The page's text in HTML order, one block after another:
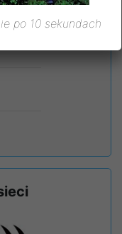
po 10 sekundach